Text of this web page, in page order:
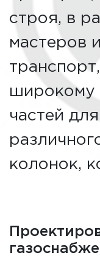
строя, в
мастеров
широкому
частей
колонок,